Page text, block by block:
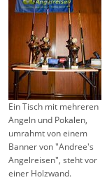
Ein Tisch mit mehreren
Angeln und Pokalen,
umrahmt von einem
Banner von "Andree's
Angelreisen", steht vor
einer Holzwand.